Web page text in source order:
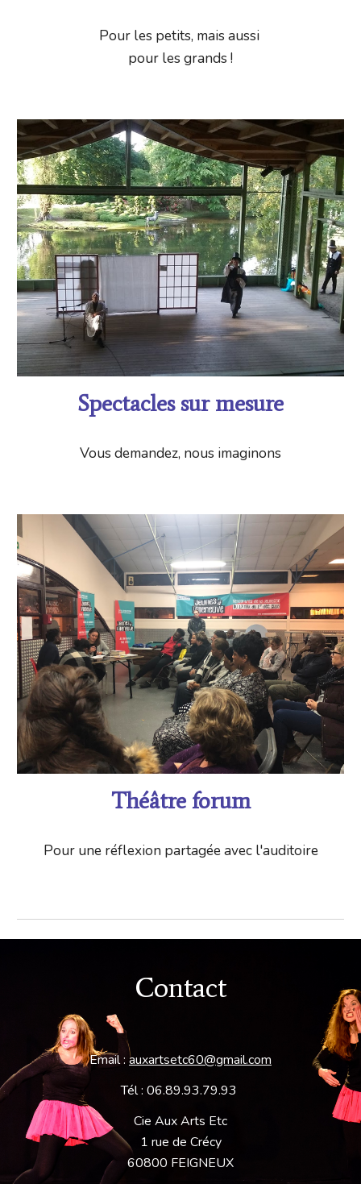
Pour les petits, mais aussi
pour les grands !
Spectacles sur mesure
Vous demandez, nous imaginons
Théâtre forum
Pour une réflexion partagée avec l'auditoire
Contact
Email : auxartsetc60@gmail.com
Tél : 06.89.93.79.93
Cie Aux Arts Etc
1 rue de Crécy
60800 FEIGNEUX